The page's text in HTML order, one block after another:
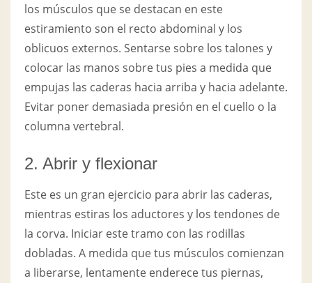
los músculos que se destacan en este
estiramiento son el recto abdominal y los
oblicuos externos. Sentarse sobre los talones y
colocar las manos sobre tus pies a medida que
empujas las caderas hacia arriba y hacia adelante.
Evitar poner demasiada presión en el cuello o la
columna vertebral.
2. Abrir y flexionar
Este es un gran ejercicio para abrir las caderas,
mientras estiras los aductores y los tendones de
la corva. Iniciar este tramo con las rodillas
dobladas. A medida que tus músculos comienzan
a liberarse, lentamente enderece tus piernas,